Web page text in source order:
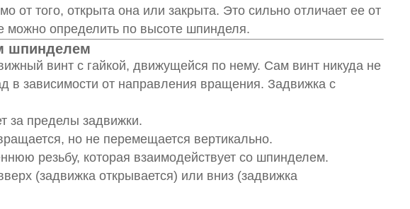
от того, открыта она или закрыта. Это сильно отличает ее от
определить по высоте шпинделя.
шпинделем
винт с гайкой, движущейся по нему. Сам винт никуда не
в зависимости от направления вращения. Задвижка с
за пределы задвижки.
но не перемещается вертикально.
резьбу, которая взаимодействует со шпинделем.
(задвижка открывается) или вниз (задвижка